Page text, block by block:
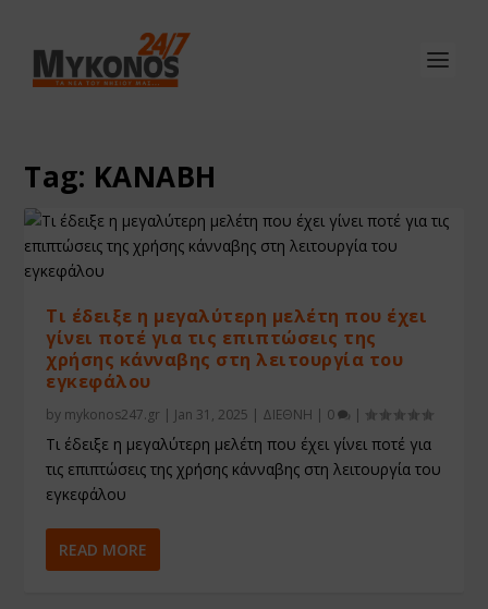
Tag: ΚΑΝΑΒΗ
Τι έδειξε η μεγαλύτερη μελέτη που έχει
γίνει ποτέ για τις επιπτώσεις της
χρήσης κάνναβης στη λειτουργία του
εγκεφάλου
by mykonos247.gr | Jan 31, 2025 | ΔΙΕΘΝΗ | 0 |
Τι έδειξε η μεγαλύτερη μελέτη που έχει γίνει ποτέ για
τις επιπτώσεις της χρήσης κάνναβης στη λειτουργία του
εγκεφάλου
READ MORE